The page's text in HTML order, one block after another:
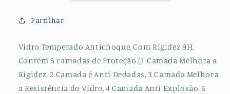
Huawei
Partilhar
Vidro Temperado Antichoque, Com Rigidez 9H.
Contém 5 camadas de Proteção (1 Camada Melhora a
Rigidez, 2 Camada é Anti Dedadas, 3 Camada Melhora
a Resistência do Vidro, 4 Camada Anti Explosão, 5